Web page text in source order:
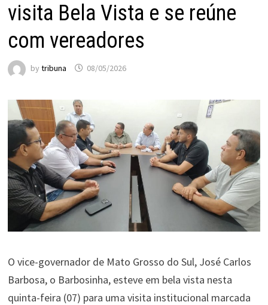
visita Bela Vista e se reúne
com vereadores
by tribuna 08/05/2026
O vice-governador de Mato Grosso do Sul, José Carlos
Barbosa, o Barbosinha, esteve em bela vista nesta
quinta-feira (07) para uma visita institucional marcada